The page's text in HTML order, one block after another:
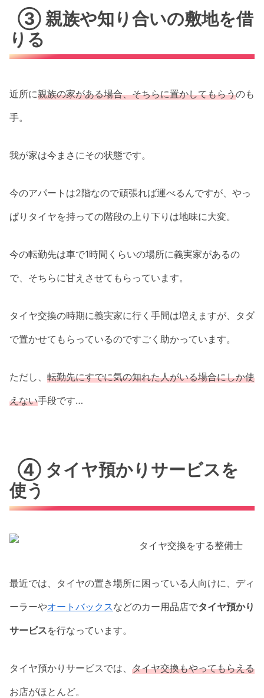
③ 親族や知り合いの敷地を借
りる
近所に親族の家がある場合、そちらに置かしてもらうのも
手。
我が家は今まさにその状態です。
今のアパートは2階なので頑張れば運べるんですが、やっ
ぱりタイヤを持っての階段の上り下りは地味に大変。
今の転勤先は車で1時間くらいの場所に義実家があるの
で、そちらに甘えさせてもらっています。
タイヤ交換の時期に義実家に行く手間は増えますが、タダ
で置かせてもらっているのですごく助かっています。
ただし、 転勤先にすでに気の知れた人がいる場合にしか使
えない手段です…
④ タイヤ預かりサービスを
使う
最近では、タイヤの置き場所に困っている人向けに、ディ
ーラーやオートバックスなどのカー用品店でタイヤ預かり
サービスを行なっています。
タイヤ預かりサービスでは、 タイヤ交換もやってもらえる
お店がほとんど。